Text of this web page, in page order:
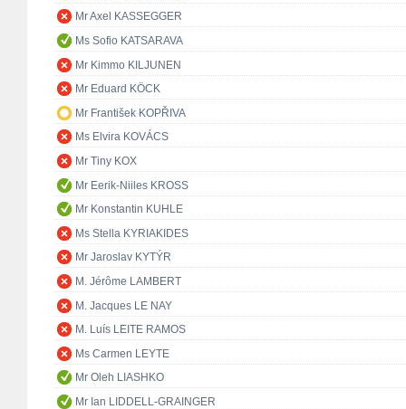
Mr Axel KASSEGGER
Ms Sofio KATSARAVA
Mr Kimmo KILJUNEN
Mr Eduard KÖCK
Mr František KOPŘIVA
Ms Elvira KOVÁCS
Mr Tiny KOX
Mr Eerik-Niiles KROSS
Mr Konstantin KUHLE
Ms Stella KYRIAKIDES
Mr Jaroslav KYTÝR
M. Jérôme LAMBERT
M. Jacques LE NAY
M. Luís LEITE RAMOS
Ms Carmen LEYTE
Mr Oleh LIASHKO
Mr Ian LIDDELL-GRAINGER